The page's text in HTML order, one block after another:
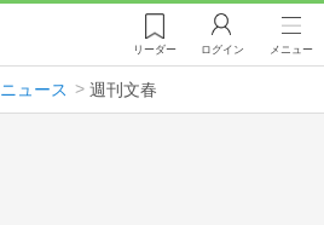
リーダー ログイン メニュー
ニュース 週刊文春